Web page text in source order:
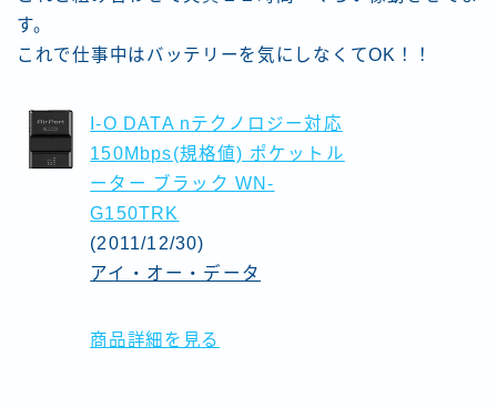
す。
これで仕事中はバッテリーを気にしなくてOK！！
I-O DATA nテクノロジー対応
150Mbps(規格値) ポケットル
ーター ブラック WN-
G150TRK
(2011/12/30)
アイ・オー・データ
商品詳細を見る